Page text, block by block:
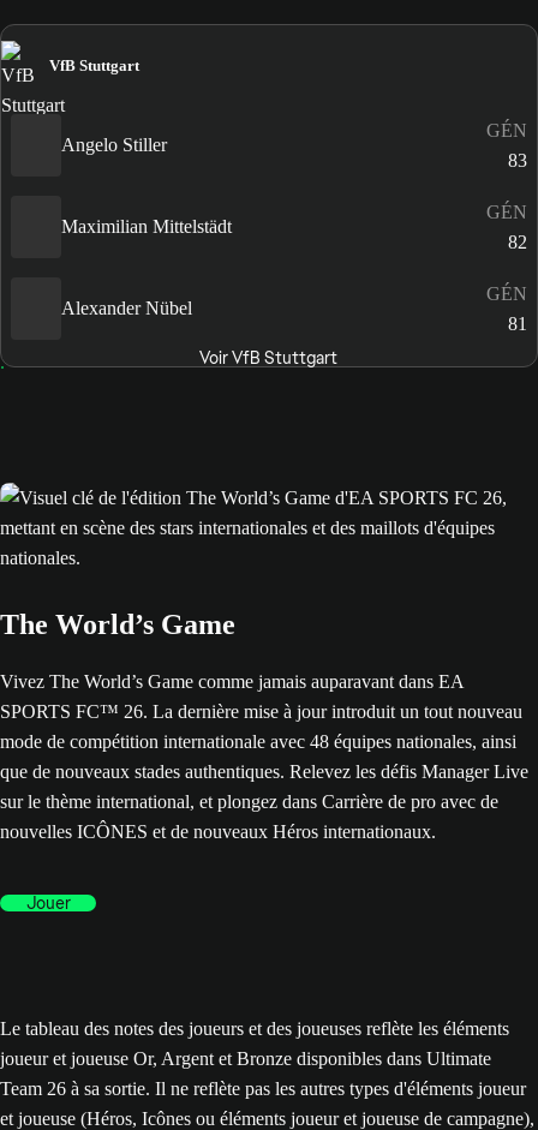
VfB Stuttgart
Angelo Stiller
GÉN
83
Maximilian Mittelstädt
GÉN
82
Alexander Nübel
GÉN
81
Voir VfB Stuttgart
The World’s Game
Vivez The World’s Game comme jamais auparavant dans EA
SPORTS FC™ 26. La dernière mise à jour introduit un tout nouveau
mode de compétition internationale avec 48 équipes nationales, ainsi
que de nouveaux stades authentiques. Relevez les défis Manager Live
sur le thème international, et plongez dans Carrière de pro avec de
nouvelles ICÔNES et de nouveaux Héros internationaux.
Jouer
Le tableau des notes des joueurs et des joueuses reflète les éléments
joueur et joueuse Or, Argent et Bronze disponibles dans Ultimate
Team 26 à sa sortie. Il ne reflète pas les autres types d'éléments joueur
et joueuse (Héros, Icônes ou éléments joueur et joueuse de campagne),